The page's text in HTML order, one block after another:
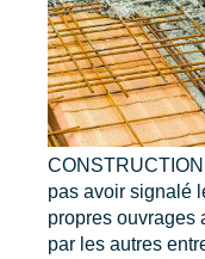
pas avoir signalé
propres ouvrages
par les autres